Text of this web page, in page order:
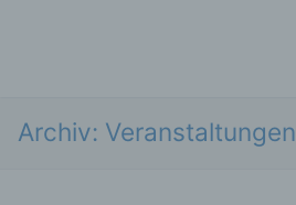
Archiv: Veranstaltungen